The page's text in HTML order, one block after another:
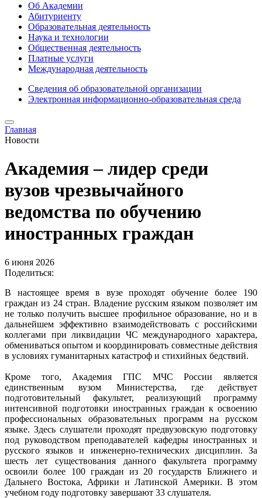
Об Академии
Абитуриенту
Образовательная деятельность
Наука и технологии
Общественная деятельность
Платные услуги
Международная деятельность
Сведения об образовательной организации
Электронная информационно-образовательная среда
Главная
Новости
Академия – лидер среди
вузов чрезвычайного
ведомства по обучению
иностранных граждан
6 июня 2026
Поделиться:
В настоящее время в вузе проходят обучение более 190
граждан из 24 стран. Владение русским языком позволяет им
не только получить высшее профильное образование, но и в
дальнейшем эффективно взаимодействовать с российскими
коллегами при ликвидации ЧС международного характера,
обмениваться опытом и координировать совместные действия
в условиях гуманитарных катастроф и стихийных бедствий.
Кроме того, Академия ГПС МЧС России является
единственным вузом Министерства, где действует
подготовительный факультет, реализующий программу
интенсивной подготовки иностранных граждан к освоению
профессиональных образовательных программ на русском
языке. Здесь слушатели проходят предвузовскую подготовку
под руководством преподавателей кафедры иностранных и
русского языков и инженерно-технических дисциплин. За
шесть лет существования данного факультета программу
освоили более 100 граждан из 20 государств Ближнего и
Дальнего Востока, Африки и Латинской Америки. В этом
учебном году подготовку завершают 33 слушателя.